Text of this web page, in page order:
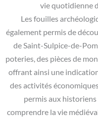
vie quotidienne
Les fouilles
également permis de
de Saint-Sulpice-de-
poteries, des pièces de
offrant ainsi une
des activités
permis aux
comprendre la vie